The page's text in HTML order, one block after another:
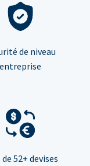
de niveau
entreprise
52+ devises